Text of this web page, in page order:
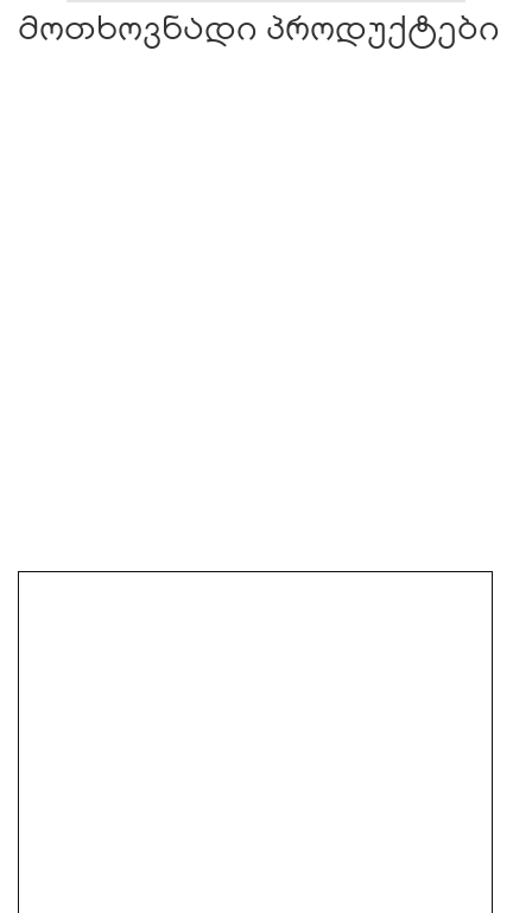
მოთხოვნადი პროდუქტები